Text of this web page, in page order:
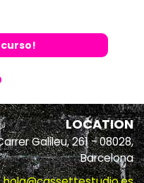
LOCATION
Galileu, 261 - 08028,
Barcelona